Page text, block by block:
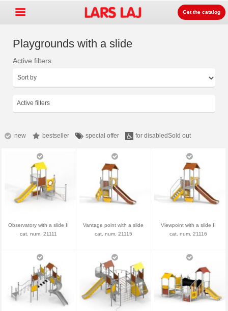
Detských ihrísk zariadenia
Surface +
O nás +
Kontakt
Objednajte si zdarma
Lars Laj on Facebook
Get the catalog
Playgrounds with a slide
Active filters
Active filters
new bestseller special offer for disabledSold out
Observatory with a slide II
cat. num. 21111
Vantage point with a slide
cat. num. 21115
Viewpoint with a slide II
cat. num. 21116